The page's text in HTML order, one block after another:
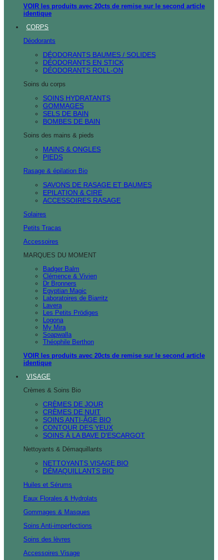
VOIR les produits avec 20cts de remise sur le second article
identique
CORPS
Déodorants
DÉODORANTS BAUMES / SOLIDES
DÉODORANTS EN STICK
DÉODORANTS ROLL-ON
Soins du corps
SOINS HYDRATANTS
GOMMAGES
SELS DE BAIN
BOMBES DE BAIN
Soins des mains & pieds
MAINS & ONGLES
PIEDS
Rasage & épilation Bio
SAVONS DE RASAGE ET BAUMES
EPILATION & CIRE
ACCESSOIRES RASAGE
Solaires
Petits Tracas
Accessoires
MARQUES DU MOMENT
Badger Balm
Clémence & Vivien
Dr Bronners
Egyptian Magic
Laboratoires de Biarritz
Lavera
Les Petits Prödiges
Logona
My Mira
Soapwalla
Théophile Berthon
VOIR les produits avec 20cts de remise sur le second article
identique
VISAGE
Crèmes & Soins Bio
CRÈMES DE JOUR
CRÈMES DE NUIT
SOINS ANTI-ÂGE BIO
CONTOUR DES YEUX
SOINS À LA BAVE D'ESCARGOT
Nettoyants & Démaquillants
NETTOYANTS VISAGE BIO
DÉMAQUILLANTS BIO
Huiles et Sérums
Eaux Florales & Hydrolats
Gommages & Masques
Soins Anti-imperfections
Soins des lèvres
Accessoires Visage